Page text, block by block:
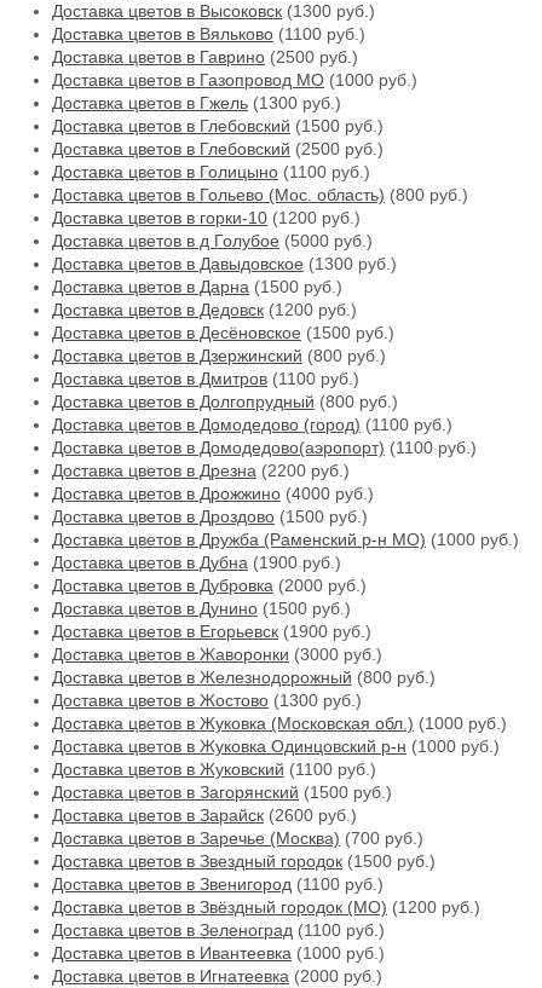
Доставка цветов в Высоковск (1300 руб.)
Доставка цветов в Вяльково (1100 руб.)
Доставка цветов в Гаврино (2500 руб.)
Доставка цветов в Газопровод МО (1000 руб.)
Доставка цветов в Гжель (1300 руб.)
Доставка цветов в Глебовский (1500 руб.)
Доставка цветов в Глебовский (2500 руб.)
Доставка цветов в Голицыно (1100 руб.)
Доставка цветов в Гольево (Мос. область) (800 руб.)
Доставка цветов в горки-10 (1200 руб.)
Доставка цветов в д Голубое (5000 руб.)
Доставка цветов в Давыдовское (1300 руб.)
Доставка цветов в Дарна (1500 руб.)
Доставка цветов в Дедовск (1200 руб.)
Доставка цветов в Десёновское (1500 руб.)
Доставка цветов в Дзержинский (800 руб.)
Доставка цветов в Дмитров (1100 руб.)
Доставка цветов в Долгопрудный (800 руб.)
Доставка цветов в Домодедово (город) (1100 руб.)
Доставка цветов в Домодедово(аэропорт) (1100 руб.)
Доставка цветов в Дрезна (2200 руб.)
Доставка цветов в Дрожжино (4000 руб.)
Доставка цветов в Дроздово (1500 руб.)
Доставка цветов в Дружба (Раменский р-н МО) (1000 руб.)
Доставка цветов в Дубна (1900 руб.)
Доставка цветов в Дубровка (2000 руб.)
Доставка цветов в Дунино (1500 руб.)
Доставка цветов в Егорьевск (1900 руб.)
Доставка цветов в Жаворонки (3000 руб.)
Доставка цветов в Железнодорожный (800 руб.)
Доставка цветов в Жостово (1300 руб.)
Доставка цветов в Жуковка (Московская обл.) (1000 руб.)
Доставка цветов в Жуковка Одинцовский р-н (1000 руб.)
Доставка цветов в Жуковский (1100 руб.)
Доставка цветов в Загорянский (1500 руб.)
Доставка цветов в Зарайск (2600 руб.)
Доставка цветов в Заречье (Москва) (700 руб.)
Доставка цветов в Звездный городок (1500 руб.)
Доставка цветов в Звенигород (1100 руб.)
Доставка цветов в Звёздный городок (МО) (1200 руб.)
Доставка цветов в Зеленоград (1100 руб.)
Доставка цветов в Ивантеевка (1000 руб.)
Доставка цветов в Игнатеевка (2000 руб.)